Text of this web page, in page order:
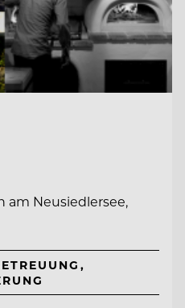
am Neusiedlersee,